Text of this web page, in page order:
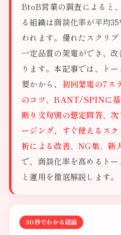
BtoB営業の調査によると
る組織は商談化率が平均
われます。優れたスクリ
一定品質の架電ができ、
ります。本記事では、ト
要かから、 初回架電の7ス
のコツ、BANT/SPINに基
断り文句別の想定問答、
ージング、すぐ使えるス
析による改善、NG集、新
で、商談化率を高めるト
と運用を徹底解説します。
30秒でわかる結論